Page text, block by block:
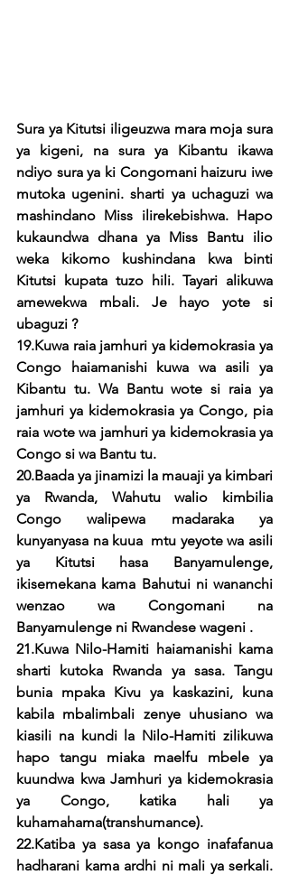
Sura ya Kitutsi iligeuzwa mara moja sura
ya kigeni, na sura ya Kibantu ikawa
ndiyo sura ya ki Congomani haizuru iwe
mutoka ugenini. sharti ya uchaguzi wa
mashindano Miss ilirekebishwa. Hapo
kukaundwa dhana ya Miss Bantu ilio
weka kikomo kushindana kwa binti
Kitutsi kupata tuzo hili. Tayari alikuwa
amewekwa mbali. Je hayo yote si
ubaguzi ?
19.Kuwa raia jamhuri ya kidemokrasia ya
Congo haiamanishi kuwa wa asili ya
Kibantu tu. Wa Bantu wote si raia ya
jamhuri ya kidemokrasia ya Congo, pia
raia wote wa jamhuri ya kidemokrasia ya
Congo si wa Bantu tu.
20.Baada ya jinamizi la mauaji ya kimbari
ya Rwanda, Wahutu walio kimbilia
Congo walipewa madaraka ya
kunyanyasa na kuua  mtu yeyote wa asili
ya Kitutsi hasa Banyamulenge,
ikisemekana kama Bahutui ni wananchi
wenzao wa Congomani na
Banyamulenge ni Rwandese wageni .
21.Kuwa Nilo-Hamiti haiamanishi kama
sharti kutoka Rwanda ya sasa. Tangu
bunia mpaka Kivu ya kaskazini, kuna
kabila mbalimbali zenye uhusiano wa
kiasili na kundi la Nilo-Hamiti zilikuwa
hapo tangu miaka maelfu mbele ya
kuundwa kwa Jamhuri ya kidemokrasia
ya Congo, katika hali ya
kuhamahama(transhumance).
22.Katiba ya sasa ya kongo inafafanua
hadharani kama ardhi ni mali ya serkali.